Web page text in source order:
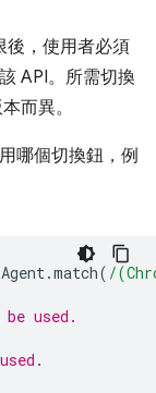
後，使用者必須
API。所需切換
而異。
哪個切換鈕，例
.match( /
used.